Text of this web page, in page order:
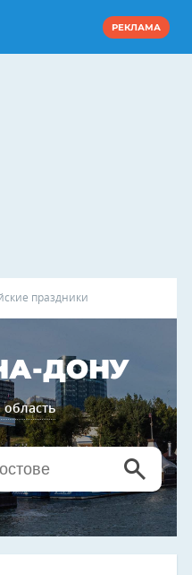
РЕКЛАМА
праздники
ДОНУ
область